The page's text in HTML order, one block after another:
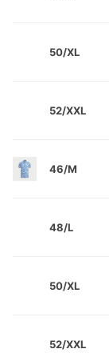
50/XL
52/XXL
46/M
48/L
50/XL
52/XXL